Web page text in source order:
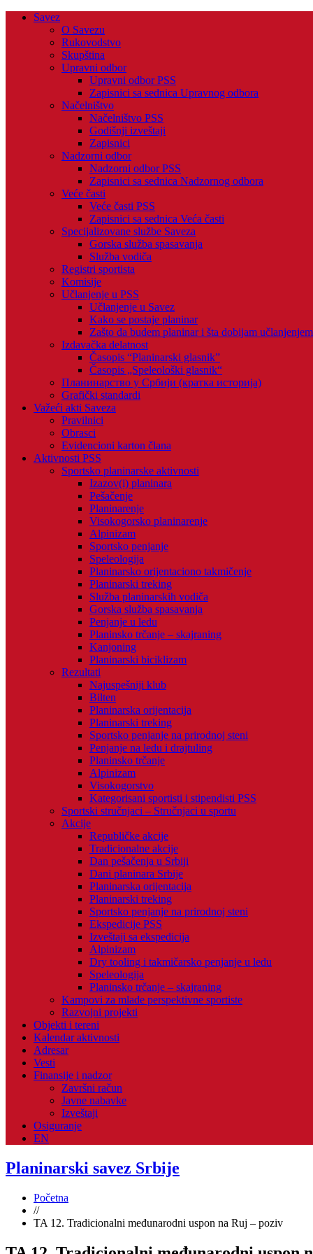
Savez
O Savezu
Rukovodstvo
Skupština
Upravni odbor
Upravni odbor PSS
Zapisnici sa sednica Upravnog odbora
Načelništvo
Načelništvo PSS
Godišnji izveštaji
Zapisnici
Nadzorni odbor
Nadzorni odbor PSS
Zapisnici sa sednica Nadzornog odbora
Veće časti
Veće časti PSS
Zapisnici sa sednica Veća časti
Specijalizovane službe Saveza
Gorska služba spasavanja
Služba vodiča
Registri sportista
Komisije
Učlanjenje u PSS
Učlanjenje u Savez
Kako se postaje planinar
Zašto da budem planinar i šta dobijam
Izdavačka delatnost
Časopis “Planinarski glasnik”
Časopis „Speleološki glasnik“
Планинарство у Србији (кратка историја)
Grafički standardi
Važeći akti Saveza
Pravilnici
Obrasci
Evidencioni karton člana
Aktivnosti PSS
Sportsko planinarske aktivnosti
Izazov(i) planinara
Pešačenje
Planinarenje
Visokogorsko planinarenje
Alpinizam
Sportsko penjanje
Speleologija
Planinarsko orijentaciono takmičenje
Planinarski treking
Služba planinarskih vodiča
Gorska služba spasavanja
Penjanje u ledu
Planinsko trčanje – skajraning
Kanjoning
Planinarski biciklizam
Rezultati
Najuspešniji klub
Bilten
Planinarska orijentacija
Planinarski treking
Sportsko penjanje na prirodnoj steni
Penjanje na ledu i drajtuling
Planinsko trčanje
Alpinizam
Visokogorstvo
Kategorisani sportisti i stipendisti PSS
Sportski stručnjaci – Stručnjaci u sportu
Akcije
Republičke akcije
Tradicionalne akcije
Dan pešačenja u Srbiji
Dani planinara Srbije
Planinarska orijentacija
Planinarski treking
Sportsko penjanje na prirodnoj steni
Ekspedicije PSS
Izveštaji sa ekspedicija
Alpinizam
Dry tooling i takmičarsko penjanje u ledu
Speleologija
Planinsko trčanje – skajraning
Kampovi za mlade perspektivne sportiste
Razvojni projekti
Objekti i tereni
Kalendar aktivnosti
Adresar
Vesti
Finansije i nadzor
Završni račun
Javne nabavke
Izveštaji
Osiguranje
EN
Planinarski savez Srbije
Početna
//
TA 12. Tradicionalni međunarodni uspon na Ruj – poziv